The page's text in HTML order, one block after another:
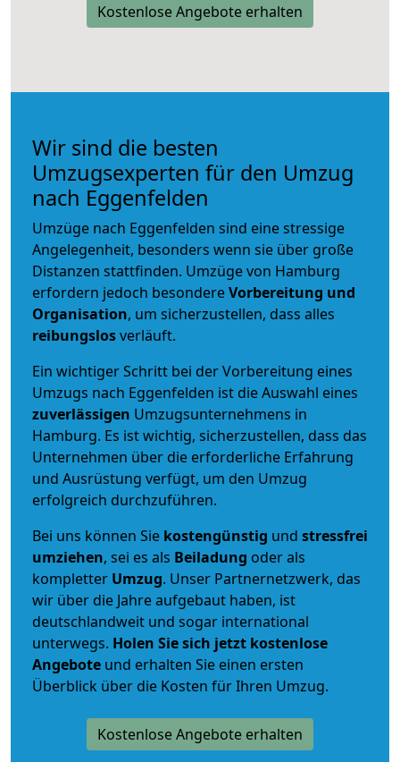
Kostenlose Angebote erhalten
Wir sind die besten
Umzugsexperten für den Umzug
nach Eggenfelden
Umzüge nach Eggenfelden sind eine stressige
Angelegenheit, besonders wenn sie über große
Distanzen stattfinden. Umzüge von Hamburg
erfordern jedoch besondereVorbereitung und
Organisation, um sicherzustellen, dass alles
reibungslosverläuft.
Ein wichtiger Schritt bei der Vorbereitung eines
Umzugs nach Eggenfelden ist die Auswahl eines
zuverlässigen Umzugsunternehmens in
Hamburg. Es ist wichtig, sicherzustellen, dass das
Unternehmen über die erforderliche Erfahrung
und Ausrüstung verfügt, um den Umzug
erfolgreich durchzuführen.
Bei uns können Sie kostengünstig und stressfrei
umziehen, sei es als Beiladung oder als
kompletter Umzug. Unser Partnernetzwerk, das
wir über die Jahre aufgebaut haben, ist
deutschlandweit und sogar international
unterwegs. Holen Sie sich jetzt kostenlose
Angebote und erhalten Sie einen ersten
Überblick über die Kosten für Ihren Umzug.
Kostenlose Angebote erhalten